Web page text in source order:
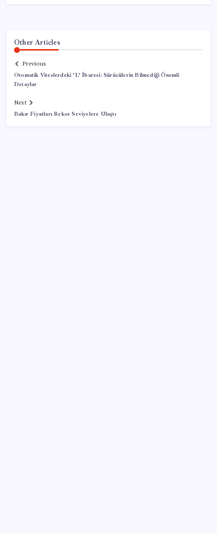
Other Articles
Previous
Otomatik Viteslerdeki ‘L’ İbaresi: Sürücülerin Bilmediği Önemli
Detaylar
Next
Bakır Fiyatları Rekor Seviyelere Ulaştı